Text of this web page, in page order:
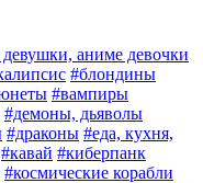
аниме девочки
#блондины
#вампиры
#демоны, дьяволы
#драконы #еда, кухня,
#кавай #киберпанк
#космические корабли